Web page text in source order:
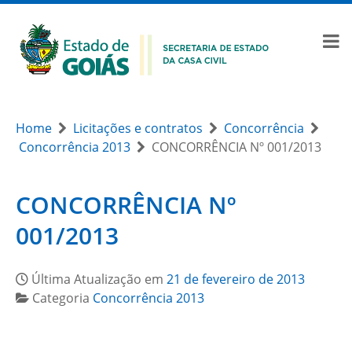
Home Licitações e contratos
Concorrência
Concorrência 2013
CONCORRÊNCIA Nº 001/2013
CONCORRÊNCIA Nº
001/2013
Última Atualização em 21 de fevereiro de 2013
Categoria Concorrência 2013